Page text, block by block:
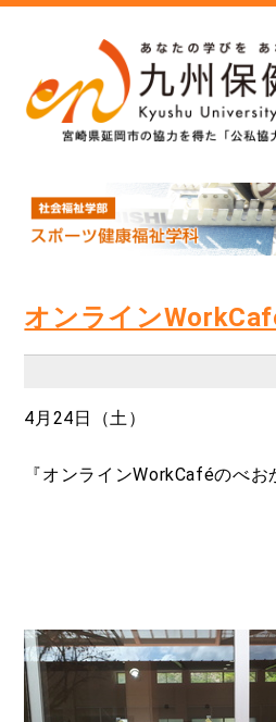
オンライン
4月24日（土）
『オンラインWorkCaféのべお